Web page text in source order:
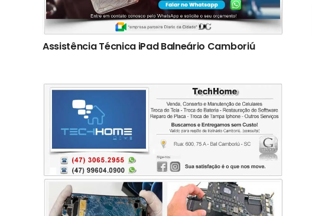
Assistência Técnica iPad Balneário Camboriú